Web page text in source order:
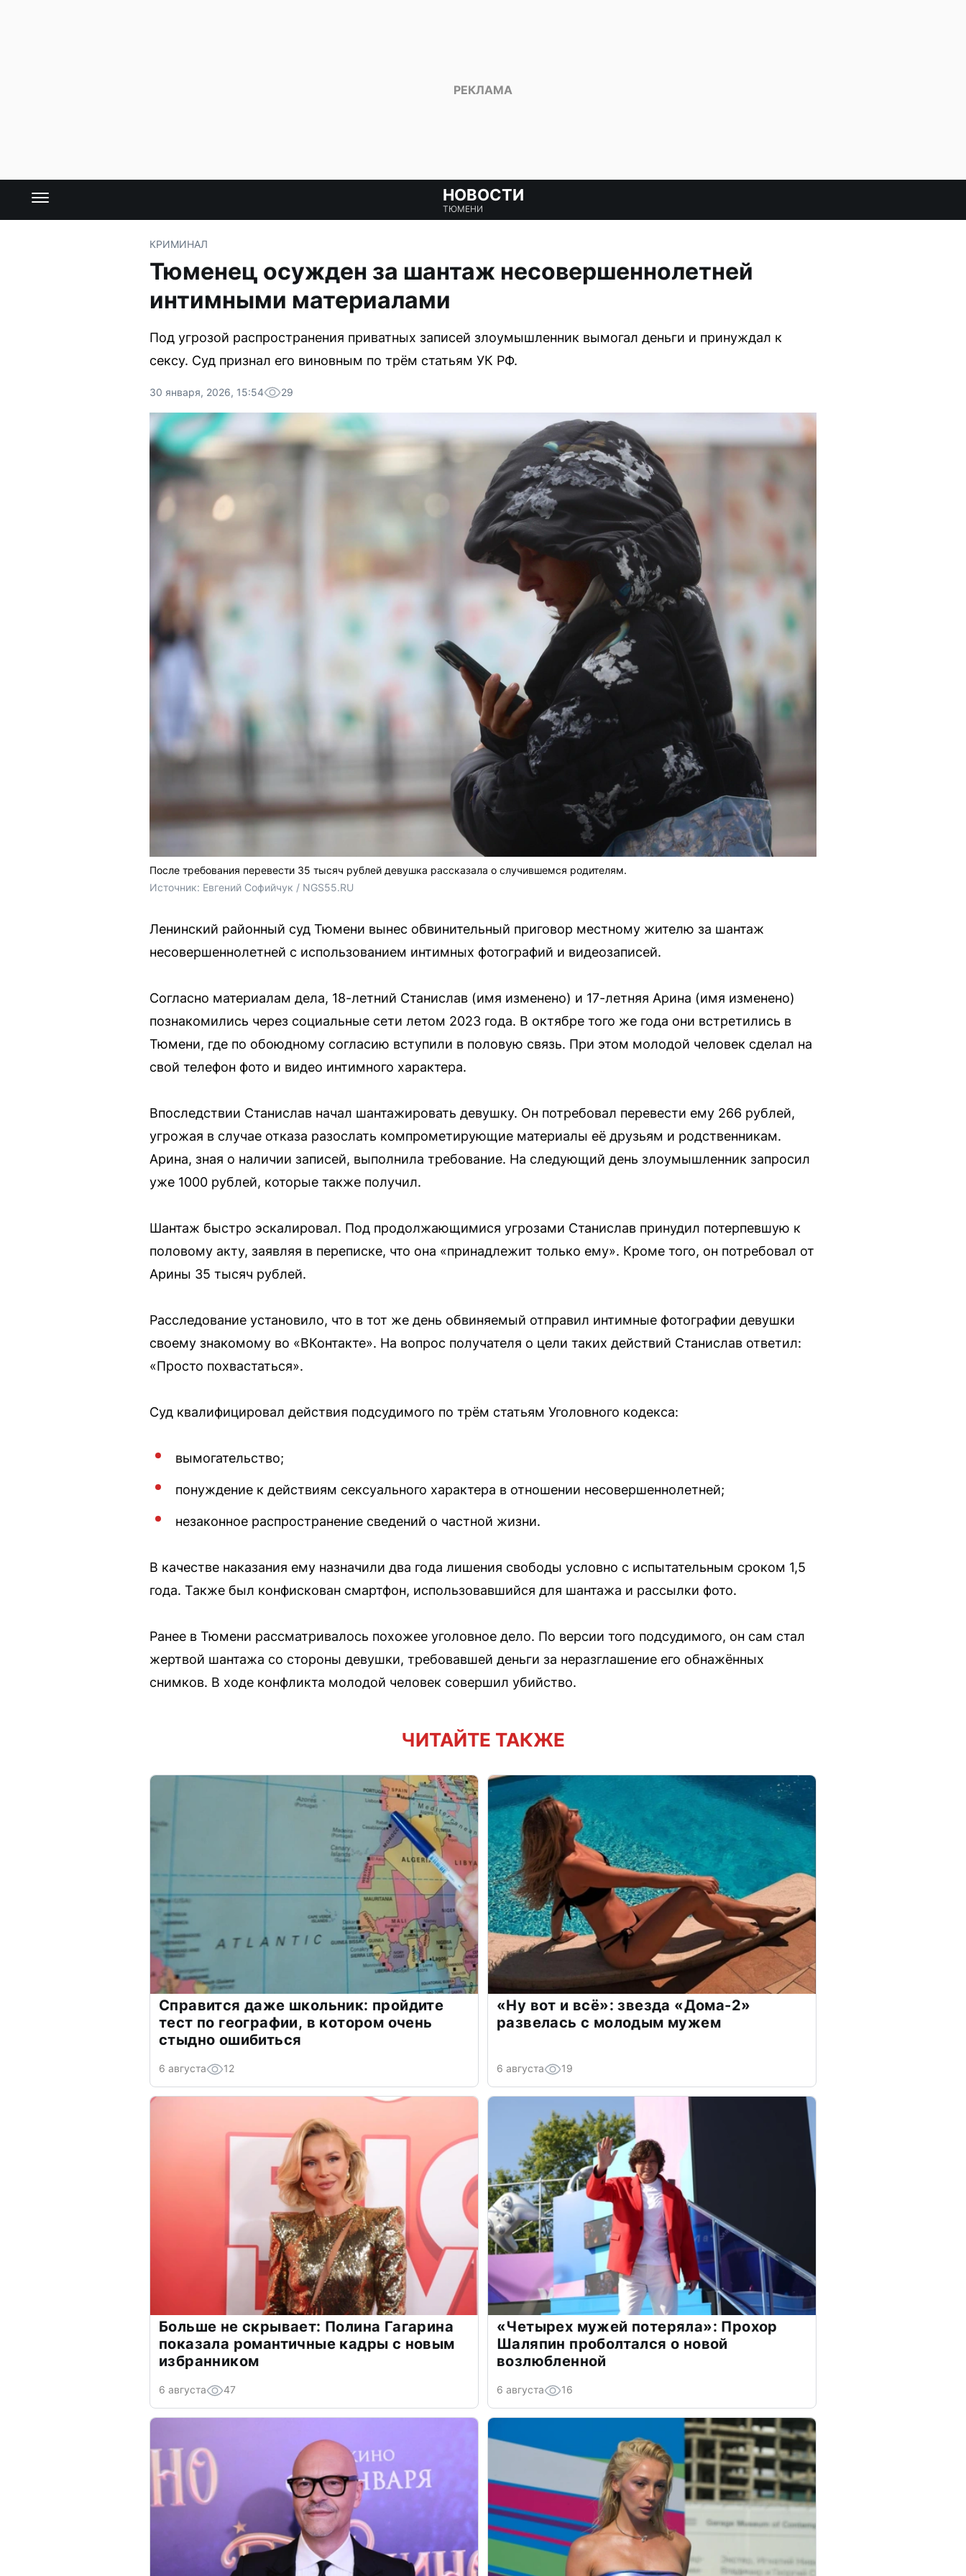
НОВОСТИ
ТЮМЕНИ
КРИМИНАЛ
Тюменец осужден за шантаж несовершеннолетней
интимными материалами
Под угрозой распространения приватных записей злоумышленник вымогал деньги и принуждал к
сексу. Суд признал его виновным по трём статьям УК РФ.
30 января, 2026, 15:54 29
После требования перевести 35 тысяч рублей девушка рассказала о случившемся родителям.
Источник: Евгений Софийчук / NGS55.RU
Ленинский районный суд Тюмени вынес обвинительный приговор местному жителю за шантаж
несовершеннолетней с использованием интимных фотографий и видеозаписей.
Согласно материалам дела, 18-летний Станислав (имя изменено) и 17-летняя Арина (имя изменено)
познакомились через социальные сети летом 2023 года. В октябре того же года они встретились в
Тюмени, где по обоюдному согласию вступили в половую связь. При этом молодой человек сделал на
свой телефон фото и видео интимного характера.
Впоследствии Станислав начал шантажировать девушку. Он потребовал перевести ему 266 рублей,
угрожая в случае отказа разослать компрометирующие материалы её друзьям и родственникам.
Арина, зная о наличии записей, выполнила требование. На следующий день злоумышленник запросил
уже 1000 рублей, которые также получил.
Шантаж быстро эскалировал. Под продолжающимися угрозами Станислав принудил потерпевшую к
половому акту, заявляя в переписке, что она «принадлежит только ему». Кроме того, он потребовал от
Арины 35 тысяч рублей.
Расследование установило, что в тот же день обвиняемый отправил интимные фотографии девушки
своему знакомому во «ВКонтакте». На вопрос получателя о цели таких действий Станислав ответил:
«Просто похвастаться».
Суд квалифицировал действия подсудимого по трём статьям Уголовного кодекса:
вымогательство;
понуждение к действиям сексуального характера в отношении несовершеннолетней;
незаконное распространение сведений о частной жизни.
В качестве наказания ему назначили два года лишения свободы условно с испытательным сроком 1,5
года. Также был конфискован смартфон, использовавшийся для шантажа и рассылки фото.
Ранее в Тюмени рассматривалось похожее уголовное дело. По версии того подсудимого, он сам стал
жертвой шантажа со стороны девушки, требовавшей деньги за неразглашение его обнажённых
снимков. В ходе конфликта молодой человек совершил убийство.
ЧИТАЙТЕ ТАКЖЕ
Справится даже школьник: пройдите
тест по географии, в котором очень
стыдно ошибиться
6 августа 12
«Ну вот и всё»: звезда «Дома-2»
развелась с молодым мужем
6 августа 19
Больше не скрывает: Полина Гагарина
показала романтичные кадры с новым
избранником
6 августа 47
«Четырех мужей потеряла»: Прохор
Шаляпин проболтался о новой
возлюбленной
6 августа 16